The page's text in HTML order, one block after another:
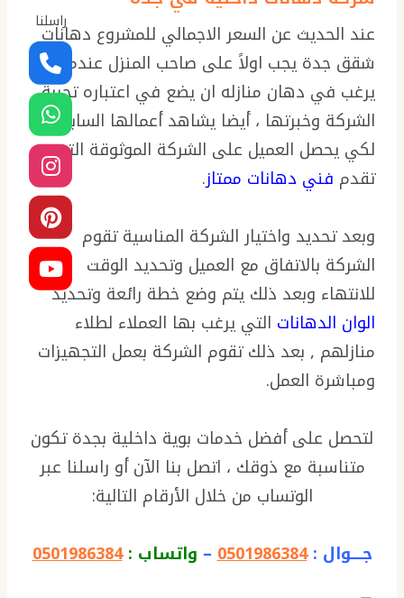
عند الحديث عن السعر الاجمالي للمشروع دهانات
شقق جدة يجب اولاً على صاحب المنزل عندما
يرغب في دهان منازله ان يضع في اعتباره تجربة
الشركة وخبرتها ، أيضا يشاهد أعمالها السابقة
لكي يحصل العميل على الشركة الموثوقة التي
تقدم فني دهانات ممتاز.
وبعد تحديد واختيار الشركة المناسية تقوم
الشركة بالاتفاق مع العميل وتحديد الوقت
للانتهاء وبعد ذلك يتم وضع خطة رائعة وتحديد
الوان الدهانات التي يرغب بها العملاء لطلاء
منازلهم , بعد ذلك تقوم الشركة بعمل التجهيزات
ومباشرة العمل.
لتحصل على أفضل خدمات بوية داخلية بجدة تكون
متناسبة مع ذوقك ، اتصل بنا الآن أو راسلنا عبر
الوتساب من خلال الأرقام التالية:
جــــوال :0501986384
– واتساب :0501986384
راسلنا